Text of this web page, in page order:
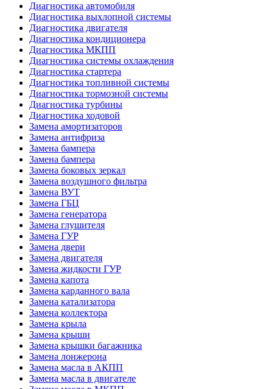
Диагностика автомобиля
Диагностика выхлопной системы
Диагностика двигателя
Диагностика кондиционера
Диагностика МКПП
Диагностика системы охлаждения
Диагностика стартера
Диагностика топливной системы
Диагностика тормозной системы
Диагностика турбины
Диагностика ходовой
Замена амортизаторов
Замена антифриза
Замена бампера
Замена бампера
Замена боковых зеркал
Замена воздушного фильтра
Замена ВУТ
Замена ГБЦ
Замена генератора
Замена глушителя
Замена ГУР
Замена двери
Замена двигателя
Замена жидкости ГУР
Замена капота
Замена карданного вала
Замена катализатора
Замена коллектора
Замена крыла
Замена крыши
Замена крышки багажника
Замена лонжерона
Замена масла в АКПП
Замена масла в двигателе